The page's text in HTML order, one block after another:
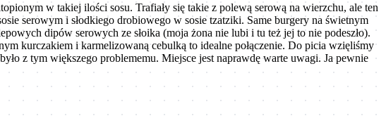
w takiej ilości sosu. Trafiały się takie z polewą serową na wierzchu, ale ten
serowym i słodkiego drobiowego w sosie tzatziki. Same burgery na świetnym
dipów serowych ze słoika (moja żona nie lubi i tu też jej to nie podeszło).
kurczakiem i karmelizowaną cebulką to idealne połączenie. Do picia wzięliśmy
z tym większego problememu. Miejsce jest naprawdę warte uwagi. Ja pewnie